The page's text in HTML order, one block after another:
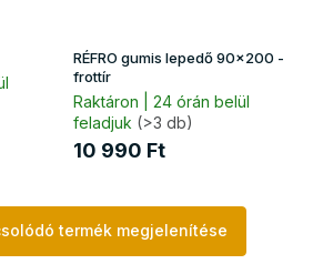
RÉFRO gumis lepedő 90x200 -
frottír
Raktáron | 24 órán belül
feladjuk (>3 db)
10 990 Ft
termék megjelenítése